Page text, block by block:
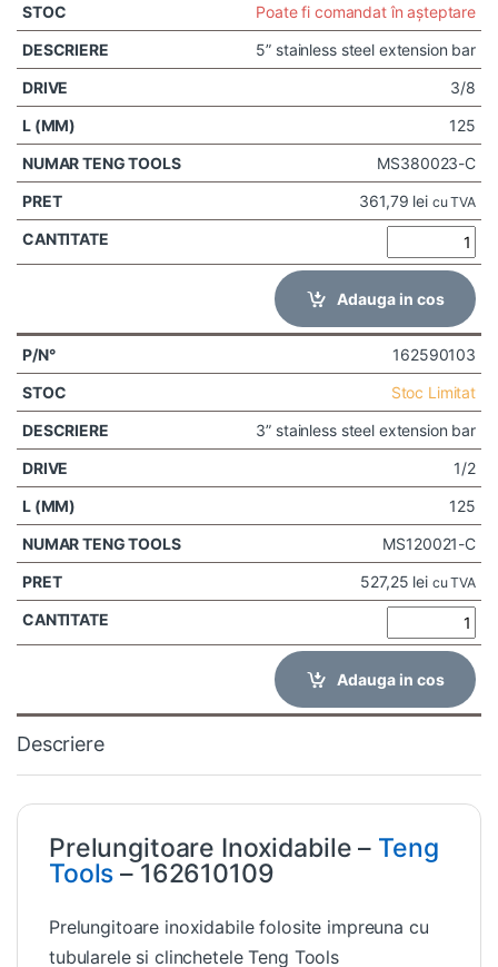
Poate fi comandat în așteptare
5” stainless steel extension bar
3/8
125
MS380023-C
361,79 lei cu TVA
Adauga in cos
162590103
Stoc Limitat
3” stainless steel extension bar
1/2
125
MS120021-C
527,25 lei cu TVA
Adauga in cos
Descriere
Prelungitoare Inoxidabile – Teng
Tools – 162610109
Prelungitoare inoxidabile folosite impreuna cu
tubularele si clinchetele Teng Tools